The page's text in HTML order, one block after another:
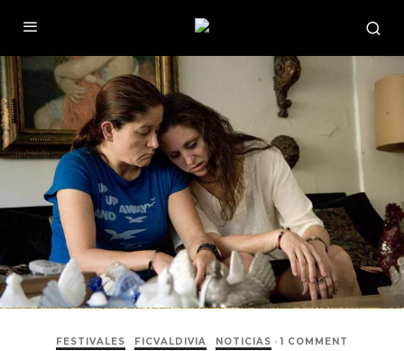
FESTIVALES FICVALDIVIA NOTICIAS · 1 COMMENT